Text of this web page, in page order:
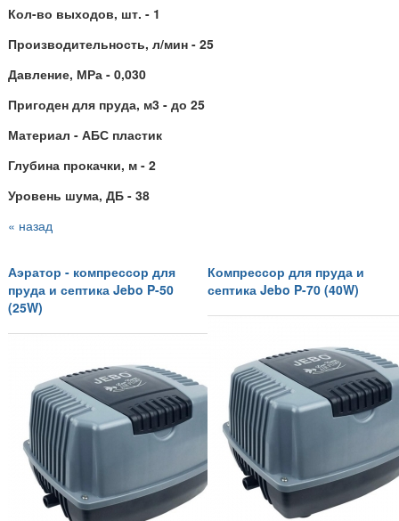
Кол-во выходов, шт. - 1
Производительность, л/мин - 25
Давление, МРа - 0,030
Пригоден для пруда, м3 - до 25
Материал - АБС пластик
Глубина прокачки, м - 2
Уровень шума, ДБ - 38
« назад
Аэратор - компрессор для
пруда и септика Jebo P-50
(25W)
Компрессор для пруда и
септика Jebo P-70 (40W)